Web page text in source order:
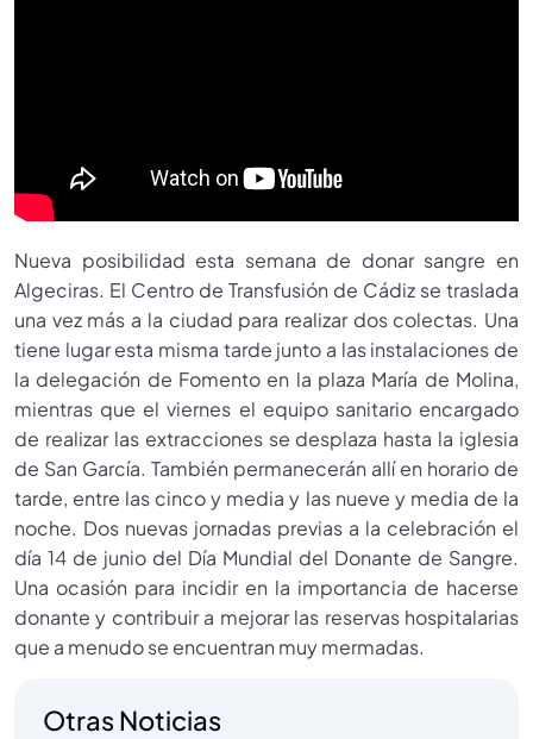
Nueva posibilidad esta semana de donar sangre en
Algeciras. El Centro de Transfusión de Cádiz se traslada
una vez más a la ciudad para realizar dos colectas. Una
tiene lugar esta misma tarde junto a las instalaciones de
la delegación de Fomento en la plaza María de Molina,
mientras que el viernes el equipo sanitario encargado
de realizar las extracciones se desplaza hasta la iglesia
de San García. También permanecerán allí en horario de
tarde, entre las cinco y media y las nueve y media de la
noche. Dos nuevas jornadas previas a la celebración el
día 14 de junio del Día Mundial del Donante de Sangre.
Una ocasión para incidir en la importancia de hacerse
donante y contribuir a mejorar las reservas hospitalarias
que a menudo se encuentran muy mermadas.
Otras Noticias